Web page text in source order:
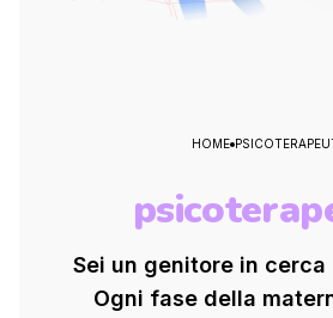
HOME
Sei un genitore in cerca
Ogni fase della